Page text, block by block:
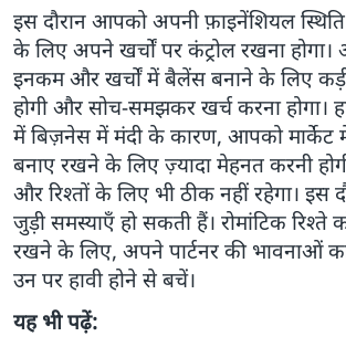
इस दौरान आपको अपनी फ़ाइनेंशियल
के लिए अपने खर्चों पर कंट्रोल रखना
इनकम और खर्चों में बैलेंस बनाने के लिए
होगी और सोच-समझकर खर्च करना होगा।
में बिज़नेस में मंदी के कारण, आपको मार्केट
बनाए रखने के लिए ज़्यादा मेहनत करनी
और रिश्तों के लिए भी ठीक नहीं रहेगा। इस
जुड़ी समस्याएँ हो सकती हैं। रोमांटिक
रखने के लिए, अपने पार्टनर की भावनाओं
उन पर हावी होने से बचें।
यह भी पढ़ें: